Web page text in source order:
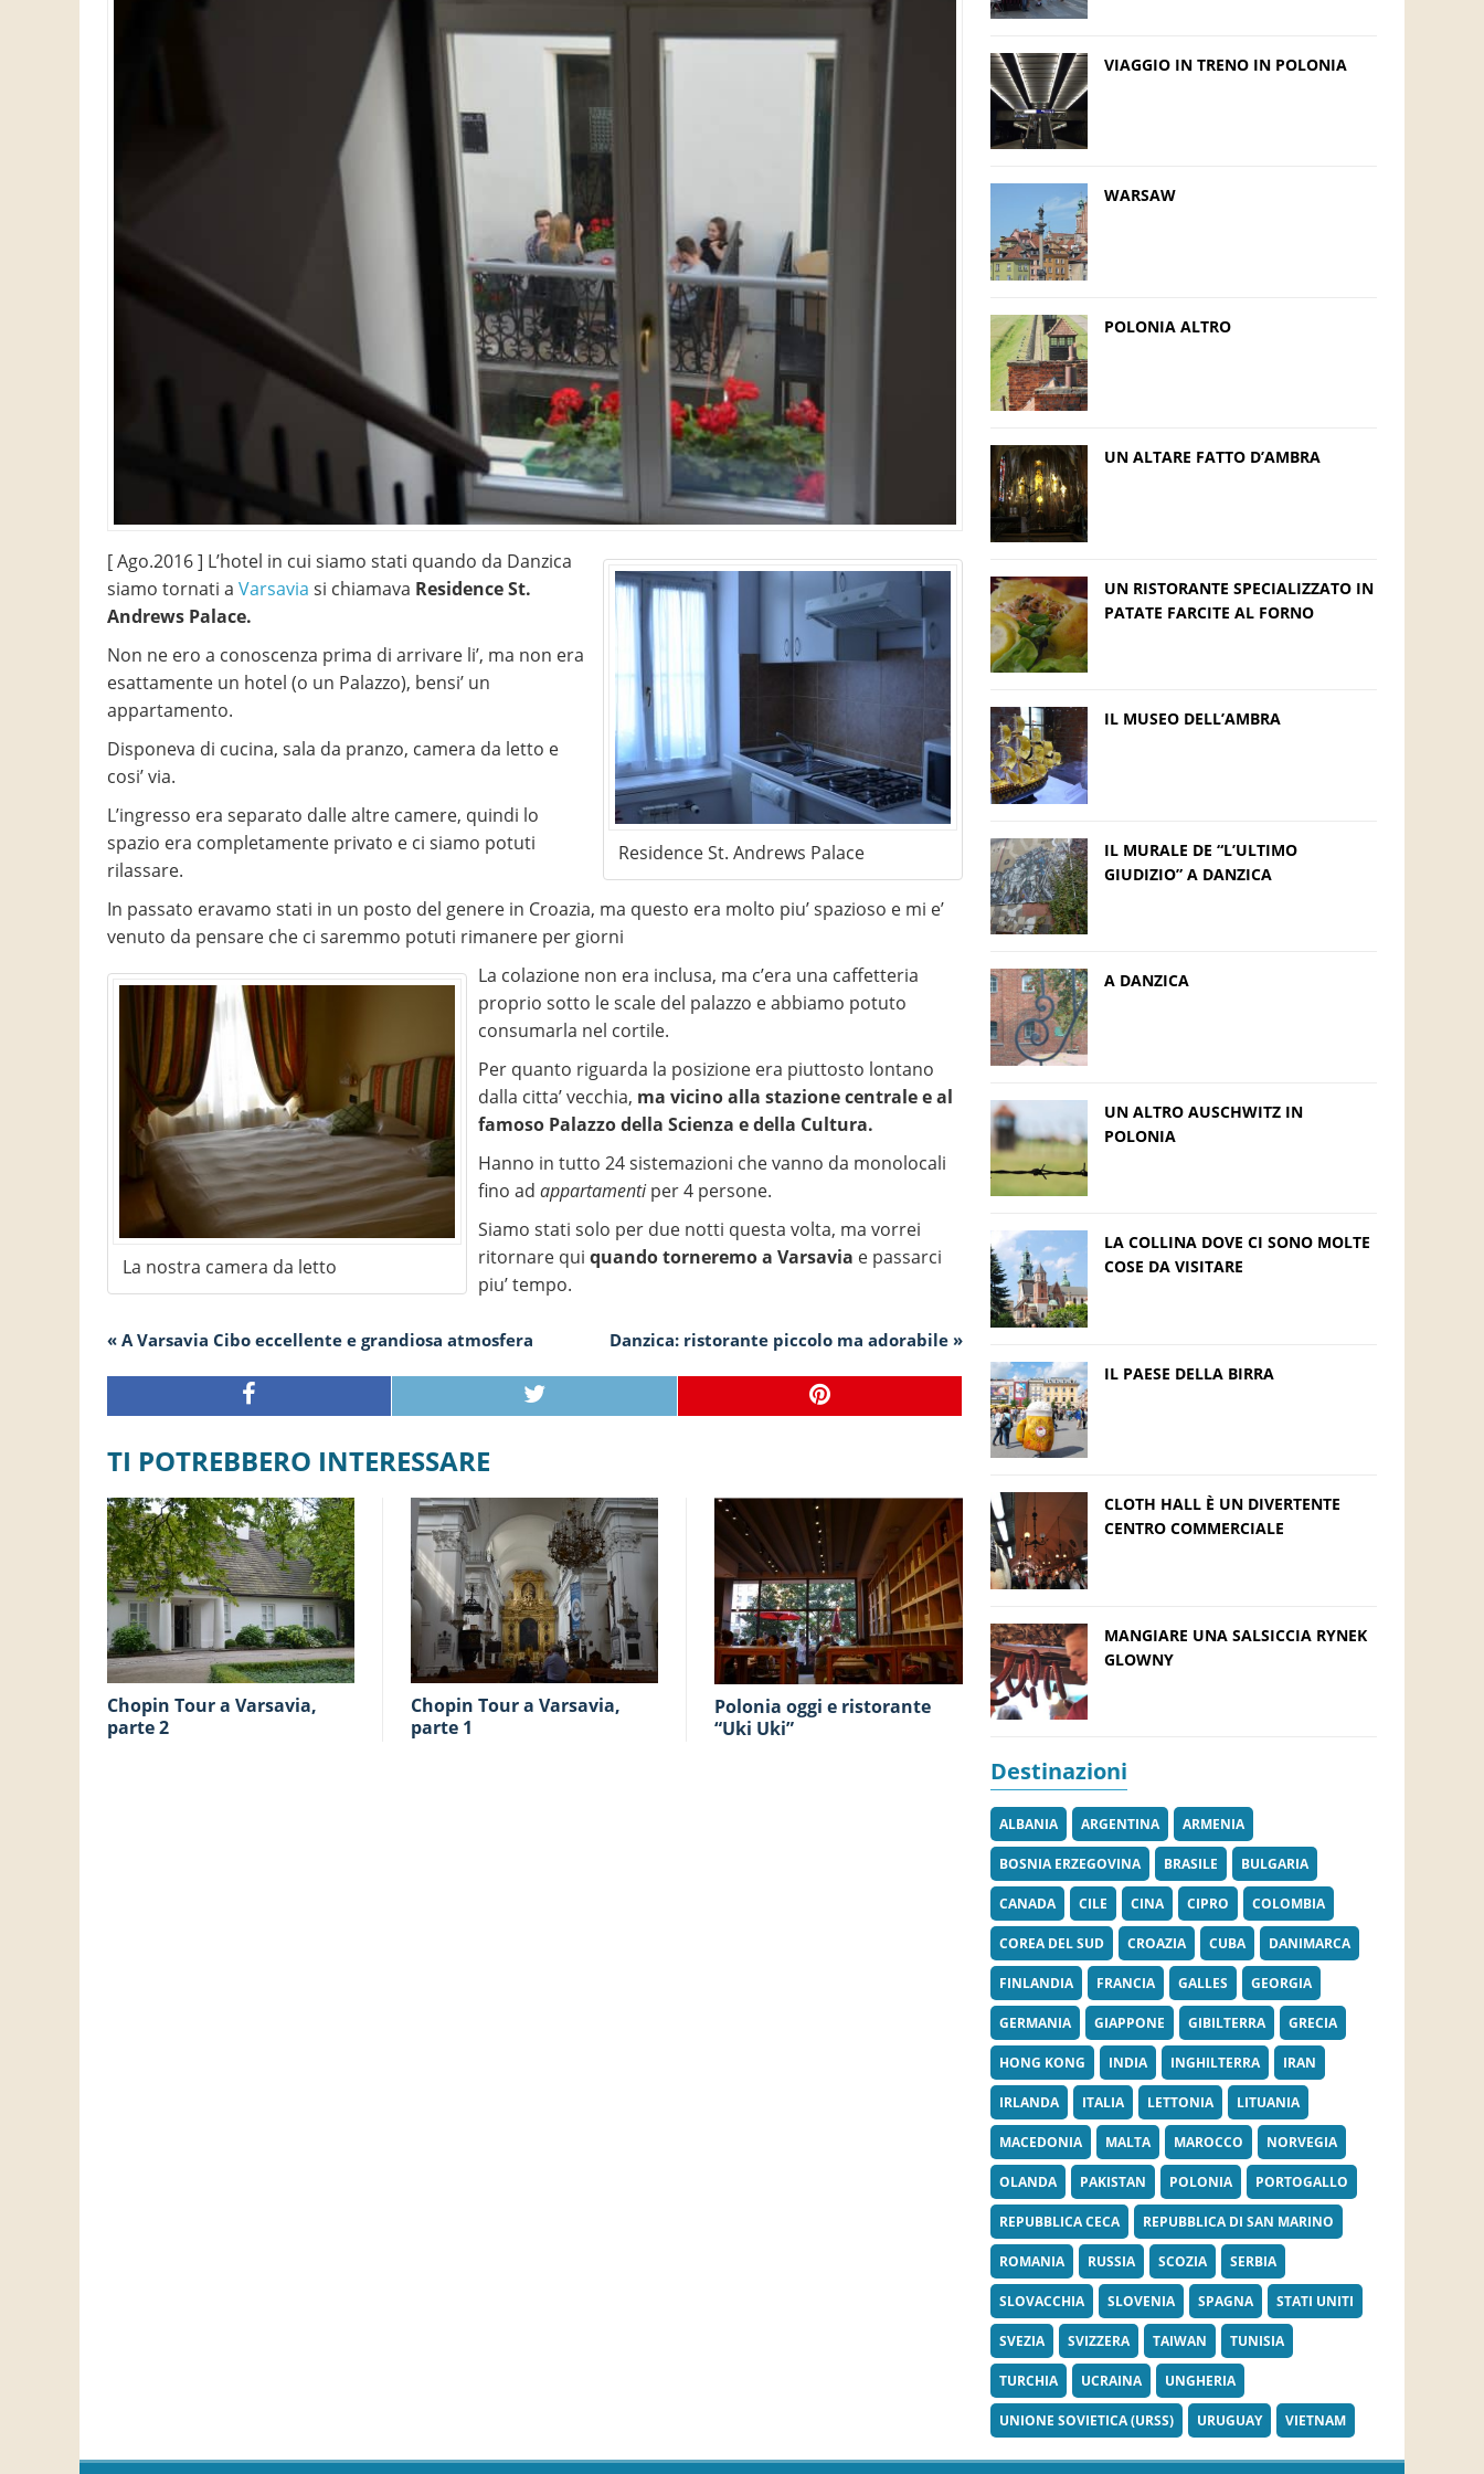
Residence St. Andrews Palace
[ Ago.2016 ] L’hotel in cui siamo stati quando da Danzica
siamo tornati a Varsavia si chiamava Residence St.
Andrews Palace.
Non ne ero a conoscenza prima di arrivare li’, ma non era
esattamente un hotel (o un Palazzo), bensi’ un
appartamento.
Disponeva di cucina, sala da pranzo, camera da letto e
cosi’ via.
L’ingresso era separato dalle altre camere, quindi lo
spazio era completamente privato e ci siamo potuti
rilassare.
In passato eravamo stati in un posto del genere in Croazia, ma questo era molto piu’ spazioso e mi e’
venuto da pensare che ci saremmo potuti rimanere per giorni
La nostra camera da letto
La colazione non era inclusa, ma c’era una caffetteria
proprio sotto le scale del palazzo e abbiamo potuto
consumarla nel cortile.
Per quanto riguarda la posizione era piuttosto lontano
dalla citta’ vecchia, ma vicino alla stazione centrale e al
famoso Palazzo della Scienza e della Cultura.
Hanno in tutto 24 sistemazioni che vanno da monolocali
fino ad appartamentiper 4 persone.
Siamo stati solo per due notti questa volta, ma vorrei
ritornare qui quando torneremo a Varsavia e passarci
piu’ tempo.
« A Varsavia Cibo eccellente e grandiosa atmosfera Danzica: ristorante piccolo ma adorabile »
TI POTREBBERO INTERESSARE
Chopin Tour a Varsavia,
parte 2
Chopin Tour a Varsavia,
parte 1
Polonia oggi e ristorante
“Uki Uki”
VIAGGIO IN TRENO IN POLONIA
WARSAW
POLONIA ALTRO
UN ALTARE FATTO D’AMBRA
UN RISTORANTE SPECIALIZZATO IN
PATATE FARCITE AL FORNO
IL MUSEO DELL’AMBRA
IL MURALE DE “L’ULTIMO
GIUDIZIO” A DANZICA
A DANZICA
UN ALTRO AUSCHWITZ IN
POLONIA
LA COLLINA DOVE CI SONO MOLTE
COSE DA VISITARE
IL PAESE DELLA BIRRA
CLOTH HALL È UN DIVERTENTE
CENTRO COMMERCIALE
MANGIARE UNA SALSICCIA RYNEK
GLOWNY
Destinazioni
ALBANIA ARGENTINA ARMENIA
BOSNIA ERZEGOVINA BRASILE BULGARIA
CANADA CILE CINA CIPRO COLOMBIA
COREA DEL SUD CROAZIA CUBA DANIMARCA
FINLANDIA FRANCIA GALLES GEORGIA
GERMANIA GIAPPONE GIBILTERRA GRECIA
HONG KONG INDIA INGHILTERRA IRAN
IRLANDA ITALIA LETTONIA LITUANIA
MACEDONIA MALTA MAROCCO NORVEGIA
OLANDA PAKISTAN POLONIA PORTOGALLO
REPUBBLICA CECA REPUBBLICA DI SAN MARINO
ROMANIA RUSSIA SCOZIA SERBIA
SLOVACCHIA SLOVENIA SPAGNA STATI UNITI
SVEZIA SVIZZERA TAIWAN TUNISIA
TURCHIA UCRAINA UNGHERIA
UNIONE SOVIETICA (URSS) URUGUAY VIETNAM